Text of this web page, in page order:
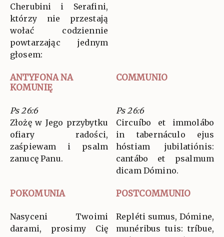
Cherubini i Serafini,
którzy nie przestają
wołać codziennie
powtarzając jednym
głosem:
ANTYFONA NA
KOMUNIĘ
COMMUNIO
Ps 26:6
Złożę w Jego przybytku
ofiary radości,
zaśpiewam i psalm
zanucę Panu.
Ps 26:6
Circuíbo et immolábo
in tabernáculo ejus
hóstiam jubilatiónis:
cantábo et psalmum
dicam Dómino.
POKOMUNIA POSTCOMMUNIO
Nasyceni Twoimi
darami, prosimy Cię
Repléti sumus, Dómine,
munéribus tuis: tríbue,